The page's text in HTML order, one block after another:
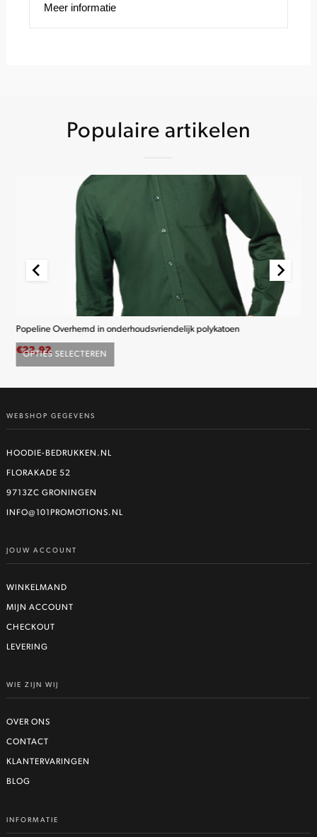
Meer informatie
Populaire artikelen
OPTIES SELECTEREN
product
meerdere
Deze
optie
gekozen
worden
Popeline Overhemd in onderhoudsvriendelijk polykatoen
€22,92
WEBSHOP GEGEVENS
HOODIE-BEDRUKKEN.NL
FLORAKADE 52
9713ZC GRONINGEN
INFO@101PROMOTIONS.NL
JOUW ACCOUNT
WINKELMAND
MIJN ACCOUNT
CHECKOUT
LEVERING
WIE ZIJN WIJ
OVER ONS
CONTACT
KLANTERVARINGEN
BLOG
INFORMATIE